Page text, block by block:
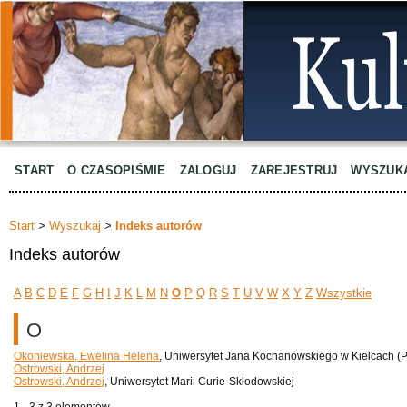
START O CZASOPIŚMIE ZALOGUJ ZAREJESTRUJ
Start > Wyszukaj > Indeks autorów
Indeks autorów
A B C D E F G H J K L M N O P Q R S T U V W X Y Z Wszystkie
O
Okoniewska, Ewelina Helena, Uniwersytet Jana Kochanowskiego w Kielcach
Ostrowski, Andrzej
Ostrowski, Andrzej, Uniwersytet Marii Curie-Skłodowskiej